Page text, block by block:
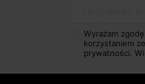
Wyrażam
korzystaniem
prywatności.